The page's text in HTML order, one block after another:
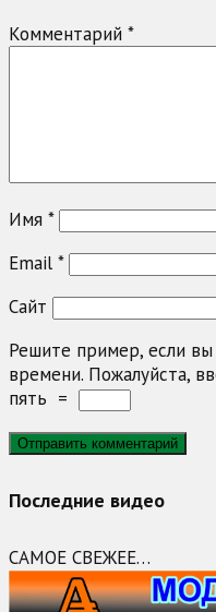
Комментарий *
Имя *
Email *
Сайт
Решите пример, если вы
времени. Пожалуйста,
пять =
Последние видео
САМОЕ СВЕЖЕЕ…